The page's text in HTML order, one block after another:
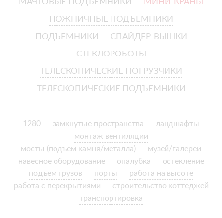
МАЧТОВЫЕ ПОДЪЕМНИКИ МИНИ-КРАНЫ
НОЖНИЧНЫЕ ПОДЪЕМНИКИ
ПОДЪЕМНИКИ СПАЙДЕР-ВЫШКИ
СТЕКЛОРОБОТЫ
ТЕЛЕСКОПИЧЕСКИЕ ПОГРУЗЧИКИ
ТЕЛЕСКОПИЧЕСКИЕ ПОДЪЕМНИКИ
1280 замкнутые пространства
ландшафты
монтаж вентиляции
мосты (подъем камня/металла)
музей/галереи
навесное оборудование
опалубка
остекление
подъем грузов
порты
работа на высоте
работа с перекрытиями
строительство коттеджей
транспортировка